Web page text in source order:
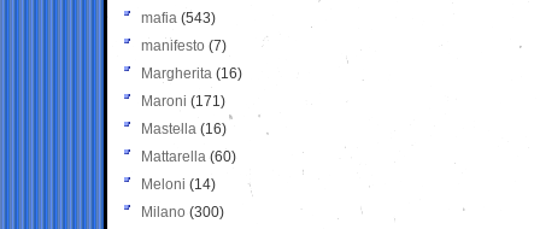
mafia (543)
manifesto (7)
Margherita (16)
Maroni (171)
Mastella (16)
Mattarella (60)
Meloni (14)
Milano (300)